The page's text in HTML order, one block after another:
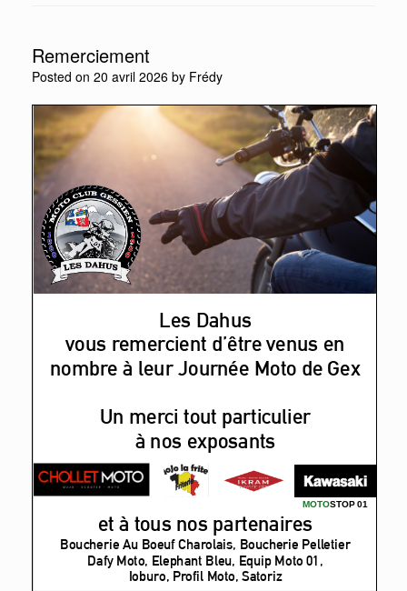
Remerciement
Posted on 20 avril 2026 by Frédy